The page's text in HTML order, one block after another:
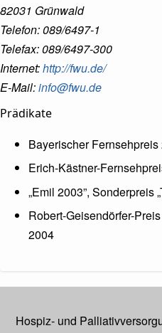
82031 Grünwald
Telefon: 089/6497-1
Telefax: 089/6497-300
Internet:http://fwu.de/
E-Mail:info@fwu.de
Prädikate
Bayerischer Fernsehpreis
Erich-Kästner-
„Emil 2003”, Sonderpreis
Robert-Geisendörfer-
2004
Hospiz- und